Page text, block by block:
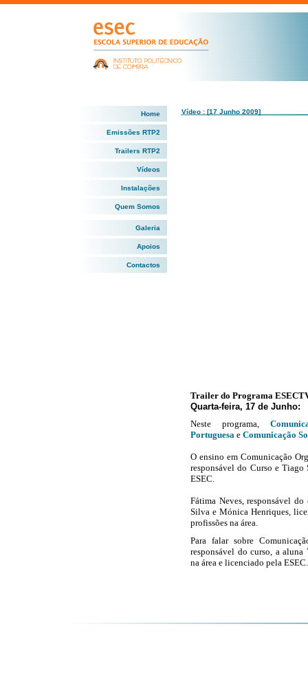
Home
Emissões RTP2
Trailers RTP2
Vídeos
Instalações
Quem Somos
Galeria
Apoios
Contactos
Vídeo : [17 Junho 2009]
Trailer do Programa
Quarta-feira, 17 de Junho:
Neste programa,
Portuguesa e Comunicação
O ensino em Comunicação
responsável do Curso e
ESEC.
Fátima Neves, responsável
Silva e Mónica Henriques,
profissões na área.
Para falar sobre
responsável do curso, a aluna
na área e licenciado pela ESEC.